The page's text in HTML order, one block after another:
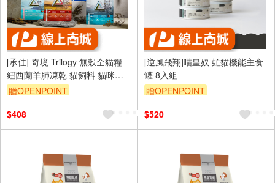
[承佳] 奇境 Trilogy 無穀全貓糧
紐西蘭羊肺凍乾 貓飼料 貓咪凍
乾 全齡貓適用 凍乾 貓凍乾
贈OPENPOINT
$408
[逆風飛翔]喵皇奴 虻貓機能主食
罐 8入組
贈OPENPOINT
$520